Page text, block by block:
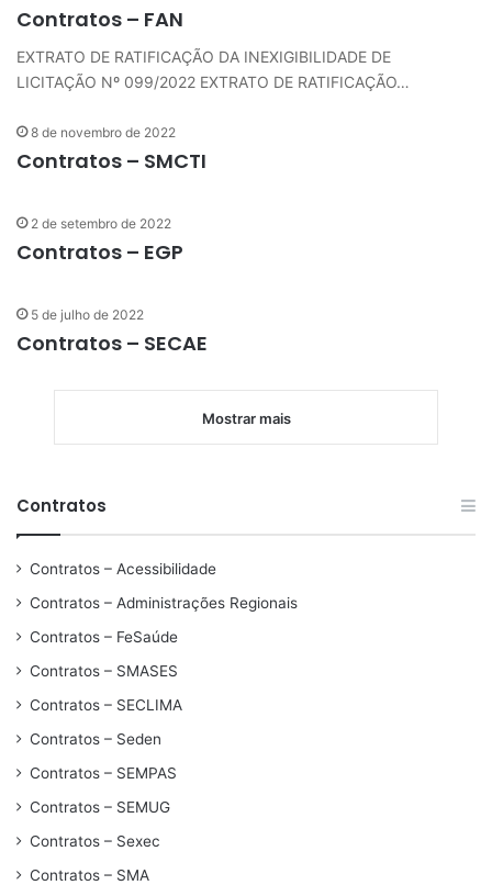
Contratos – FAN
EXTRATO DE RATIFICAÇÃO DA INEXIGIBILIDADE DE
LICITAÇÃO Nº 099/2022 EXTRATO DE RATIFICAÇÃO…
8 de novembro de 2022
Contratos – SMCTI
2 de setembro de 2022
Contratos – EGP
5 de julho de 2022
Contratos – SECAE
Mostrar mais
Contratos
Contratos – Acessibilidade
Contratos – Administrações Regionais
Contratos – FeSaúde
Contratos – SMASES
Contratos – SECLIMA
Contratos – Seden
Contratos – SEMPAS
Contratos – SEMUG
Contratos – Sexec
Contratos – SMA